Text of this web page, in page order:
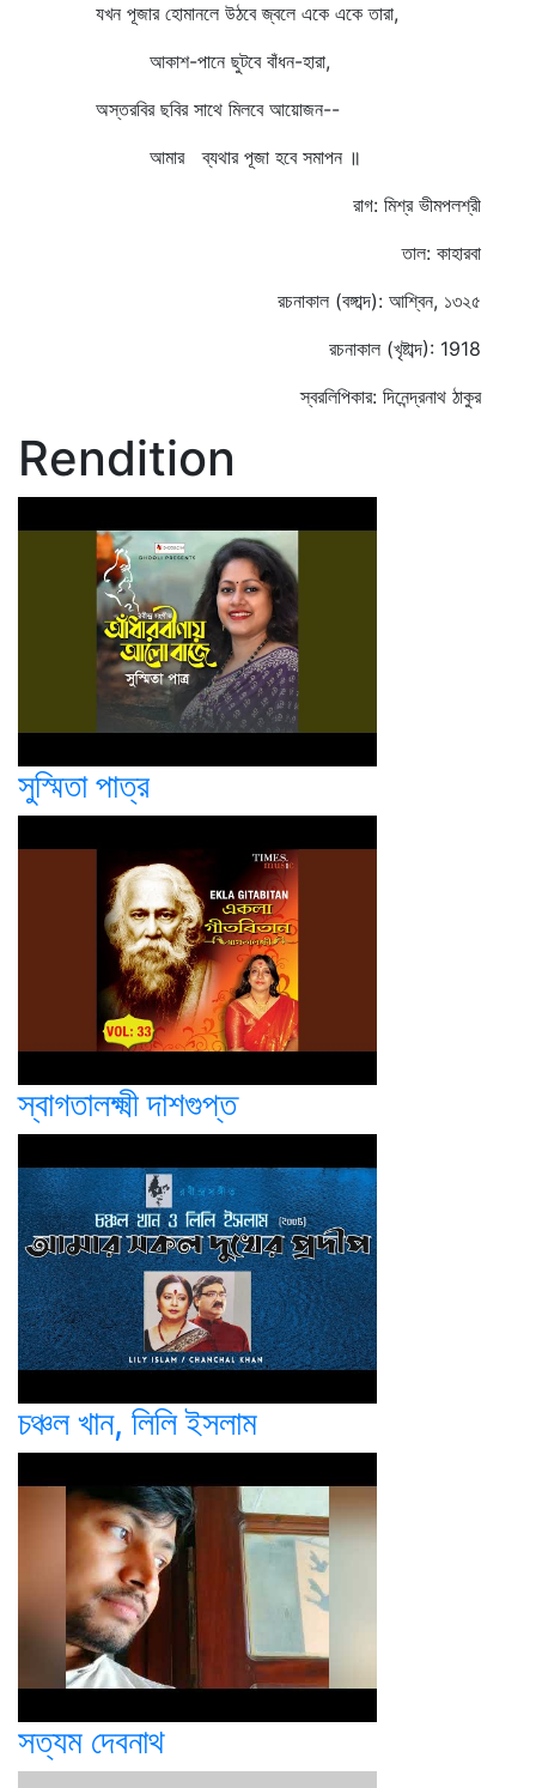
যখন পূজার হোমানলে উঠবে জ্বলে একে একে তারা,
আকাশ-পানে ছুটবে বাঁধন-হারা,
অস্তরবির ছবির সাথে মিলবে আয়োজন--
আমার ব্যথার পূজা হবে সমাপন ॥
রাগ: মিশ্র ভীমপলশ্রী
তাল: কাহারবা
রচনাকাল (বঙ্গাব্দ): আশ্বিন, ১৩২৫
রচনাকাল (খৃষ্টাব্দ): 1918
স্বরলিপিকার: দিনেন্দ্রনাথ ঠাকুর
Rendition
সুস্মিতা পাত্র
স্বাগতালক্ষ্মী দাশগুপ্ত
চঞ্চল খান, লিলি ইসলাম
সত্যম দেবনাথ